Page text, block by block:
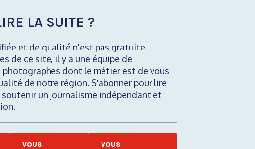
LA SUITE ?
et de qualité n'est pas gratuite.
de ce site, il y a une équipe de
dont le métier est de vous
de notre région. S'abonner pour lire
un journalisme indépendant et
VOUS
VOUS